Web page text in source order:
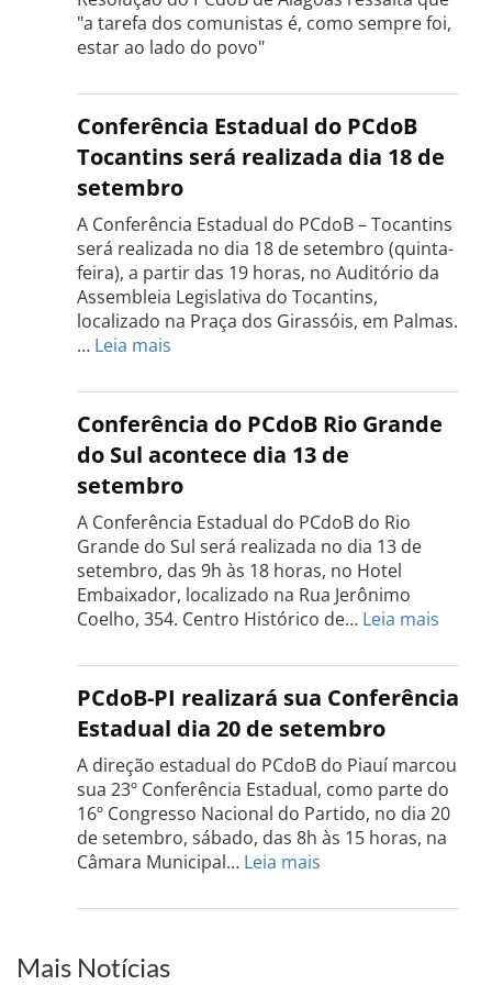
"a tarefa dos comunistas é, como sempre foi,
estar ao lado do povo"
Conferência Estadual do PCdoB
Tocantins será realizada dia 18 de
setembro
A Conferência Estadual do PCdoB – Tocantins
será realizada no dia 18 de setembro (quinta-
feira), a partir das 19 horas, no Auditório da
Assembleia Legislativa do Tocantins,
localizado na Praça dos Girassóis, em Palmas.
… Leia mais
Estadual
do
Tocantins
será
realizada
dia
18
de
setembro
Conferência do PCdoB Rio Grande
do Sul acontece dia 13 de
setembro
A Conferência Estadual do PCdoB do Rio
Grande do Sul será realizada no dia 13 de
setembro, das 9h às 18 horas, no Hotel
Embaixador, localizado na Rua Jerônimo
Coelho, 354. Centro Histórico de… Leia mais
do
PCdoB
do
Sul
dia
PCdoB-PI realizará sua Conferência
Estadual dia 20 de setembro
A direção estadual do PCdoB do Piauí marcou
sua 23º Conferência Estadual, como parte do
16º Congresso Nacional do Partido, no dia 20
de setembro, sábado, das 8h às 15 horas, na
Câmara Municipal… Leia mais
PI
Mais Notícias